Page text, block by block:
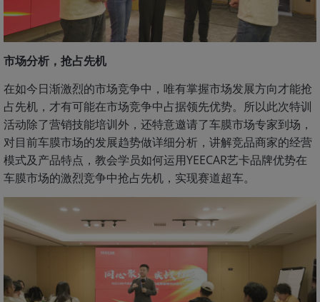
市场分析，抢占先机
在如今日渐激烈的市场竞争中，唯有掌握市场发展方向才能抢
占先机，才有可能在市场竞争中占据领先优势。所以此次特训
活动除了营销技能培训外，还特意邀请了车膜市场专家到场，
对目前车膜市场的发展趋势做详细分析，讲解竞品商家的经营
模式及产品特点，教会学员如何运用YEECAR艺卡品牌优势在
车膜市场的激烈竞争中抢占先机，实现赛道超车。